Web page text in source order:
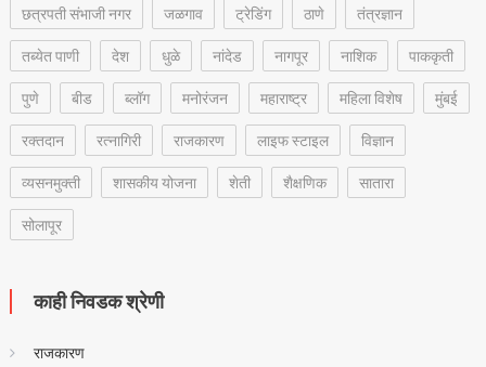
छत्रपती संभाजी नगर
जळगाव ट्रेडिंग ठाणे
तंत्रज्ञान
तब्येत पाणी
देश धुळे नांदेड नागपूर नाशिक
पाककृती
पुणे
बीड ब्लॉग मनोरंजन महाराष्ट्र महिला विशेष
मुंबई
रक्‍तदान
रत्नागिरी राजकारण लाइफ स्टाइल
विज्ञान
व्यसनमुक्ती
शासकीय योजना शेती शैक्षणिक
सातारा
सोलापूर
काही निवडक श्रेणी
राजकारण